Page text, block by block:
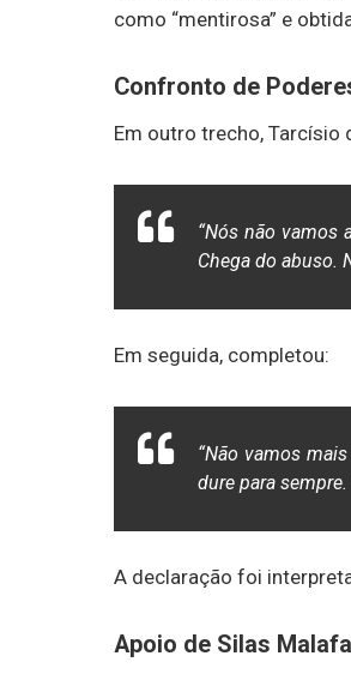
como “mentirosa” e
Confronto de
Em outro trecho,
“Nós não vamos
Chega do abuso.
Em seguida, completou:
“Não vamos
dure para
A declaração foi
Apoio de Silas